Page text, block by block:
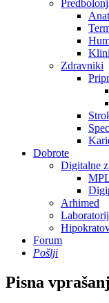
Zdravniki
Dobrote
Digitalne
Arhimed
Forum
Pošlji
Pisna